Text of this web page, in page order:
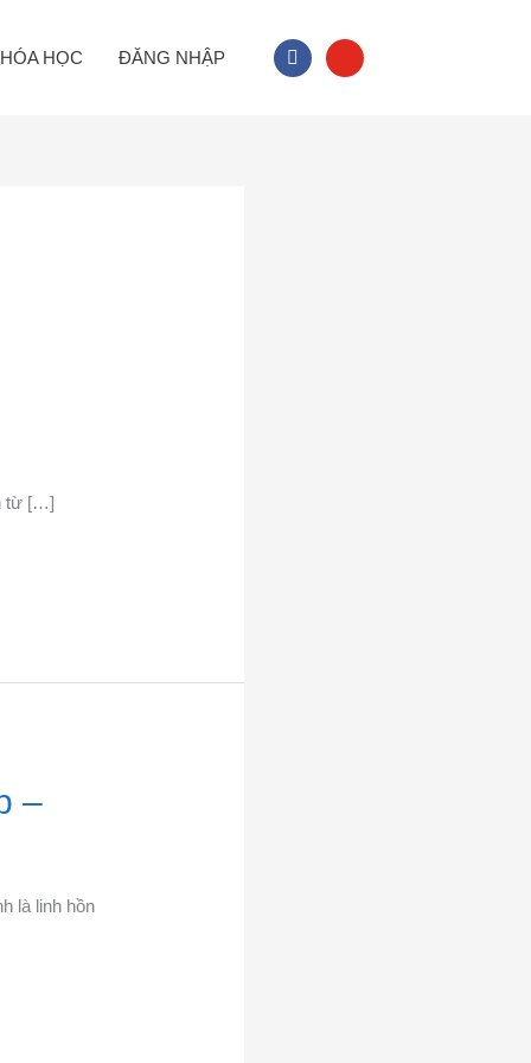
HỌC ĐĂNG NHẬP
facebookyoutube
từ […]
–
là linh hồn